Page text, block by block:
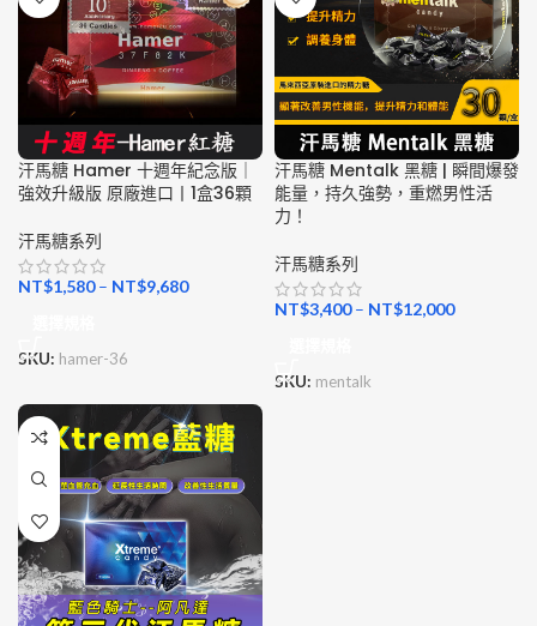
汗馬糖 Hamer 十週年紀念版｜
強效升級版 原廠進口丨1盒36顆
汗馬糖系列
NT$1,580– NT$9,680
SKU: hamer-36
汗馬糖 Mentalk 黑糖 | 瞬間爆發
能量，持久強勢，重燃男性活
力！
汗馬糖系列
NT$3,400– NT$12,000
SKU: mentalk